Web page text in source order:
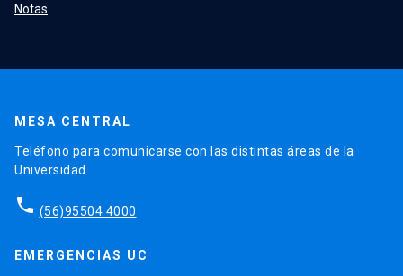
Notas
MESA CENTRAL
Teléfono para comunicarse con las distintas áreas de la
Universidad.
phone (56)95504 4000
EMERGENCIAS UC